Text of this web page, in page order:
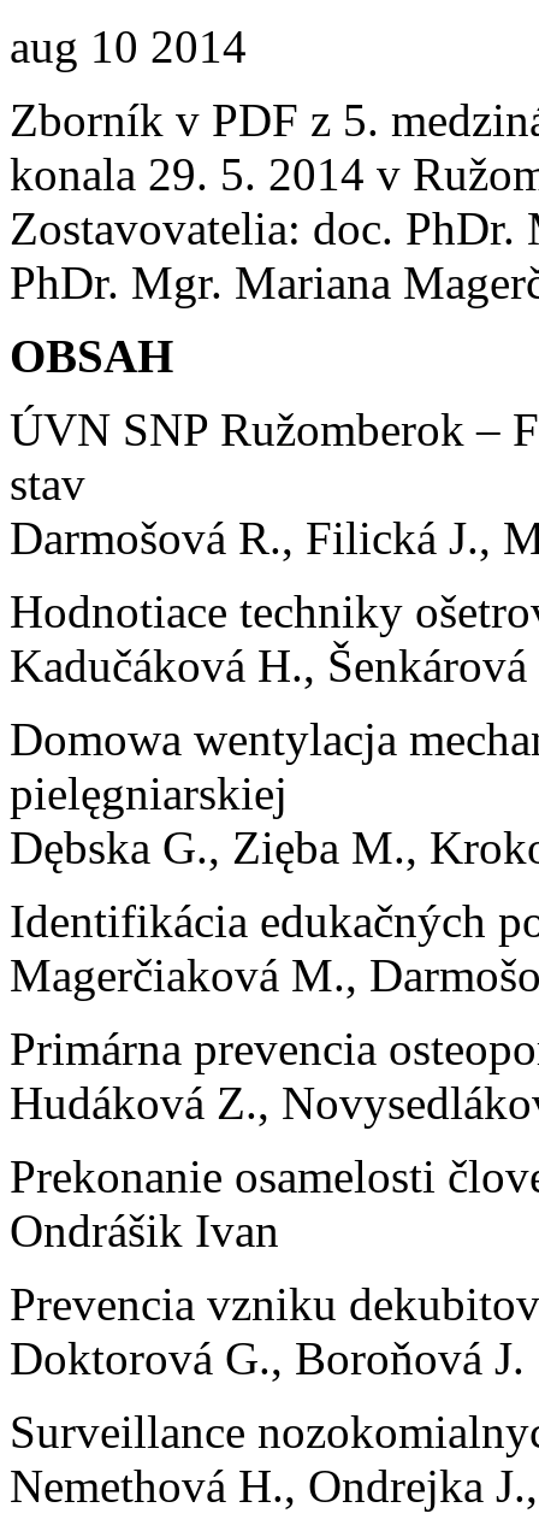
aug 10 2014
Zborník v PDF z 5.
konala 29. 5. 2014 v
Zostavovatelia: doc. PhDr.
PhDr. Mgr. Mariana
OBSAH
ÚVN SNP Ružomberok –
stav
Darmošová R., Filická J.,
Hodnotiace techniky
Kadučáková H.,
Domowa wentylacja
pielęgniarskiej
Dębska G., Zięba M.,
Identifikácia edukačných
Magerčiaková M.,
Primárna prevencia
Hudáková Z.,
Prekonanie osamelosti
Ondrášik Ivan
Prevencia vzniku
Doktorová G., Boroňová J.
Surveillance
Nemethová H., Ondrejka